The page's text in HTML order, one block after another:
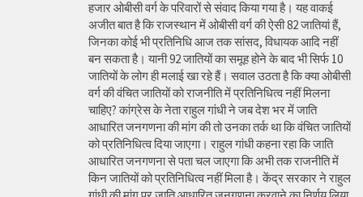
हजार ओबीसी वर्ग के परिवारों से संवाद किया गया है। यह वाकई
अजीत बात है कि राजस्थान में ओबीसी वर्ग की ऐसी 82 जातियां हैं,
जिनका कोई भी प्रतिनिधि आज तक सांसद, विधायक आदि नहीं
बन सकता है। यानी 92 जातियों का समूह होने के बाद भी सिर्फ 10
जातियों के लोग ही मलाई खा रहे हैं। सवाल उठता है कि क्या ओबीसी
वर्ग की वंचित जातियों को राजनीति में प्रतिनिधित्व नहीं मिलना
चाहिए? कांग्रेस के नेता राहुल गांधी ने जब देश भर में जाति
आधारित जनगणना की मांग की तो उनका तर्क था कि वंचित जातियों
को प्रतिनिधित्व दिया जाएगा। राहुल गांधी कहना रहा कि जाति
आधारित जनगणना से पता चल जाएगा कि अभी तक राजनीति में
किन जातियों को प्रतिनिधित्व नहीं मिला है। केंद्र सरकार ने राहुल